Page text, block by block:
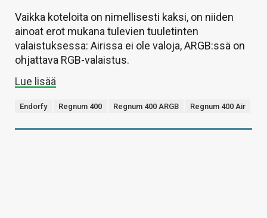
Vaikka koteloita on nimellisesti kaksi, on niiden
ainoat erot mukana tulevien tuuletinten
valaistuksessa: Airissa ei ole valoja, ARGB:ssä on
ohjattava RGB-valaistus.
Lue lisää
Endorfy Regnum 400 Regnum 400 ARGB Regnum 400 Air